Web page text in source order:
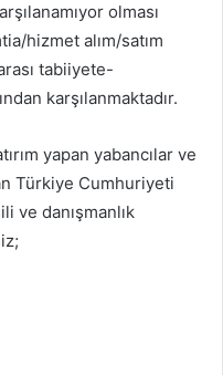
olması
hizmet alım/satım
tabiiyete-
karşılanmaktadır.
yapan yabancılar ve
Türkiye Cumhuriyeti
ve danışmanlık